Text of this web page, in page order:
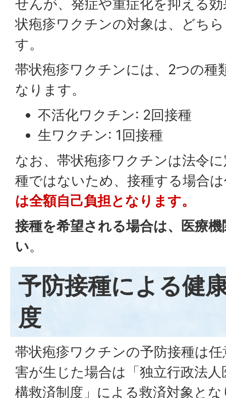
せんが、発症や重症化を抑える
状疱疹ワクチンの対象は、どち
す。
帯状疱疹ワクチンには、2つの種
なります。
不活化ワクチン: 2回接種
生ワクチン: 1回接種
なお、帯状疱疹ワクチンは法令
種ではないため、接種する場合
は全額自己負担となります。
接種を希望される場合は、医療
い。
予防接種による健
度
帯状疱疹ワクチンの予防接種は
害が生じた場合は「独立行政法
構救済制度」による救済対象と